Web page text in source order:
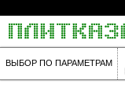
ВЫБОР ПО ПАРАМЕТРАМ